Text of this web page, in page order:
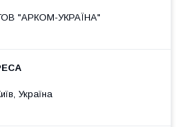
"АРКОМ-УКРАЇНА"
Україна